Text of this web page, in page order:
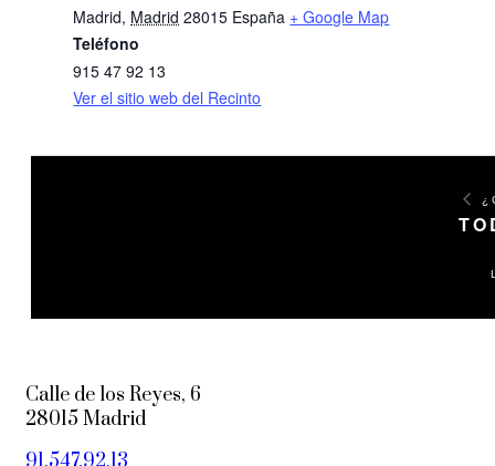
Madrid, Madrid 28015 España + Google Map
Teléfono
915 47 92 13
Ver el sitio web del Recinto
Calle de los Reyes, 6
28015 Madrid